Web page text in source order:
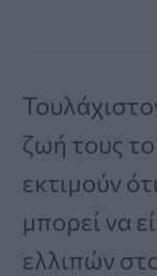
ζωή τους το
εκτιμούν
μπορεί να
ελλιπών